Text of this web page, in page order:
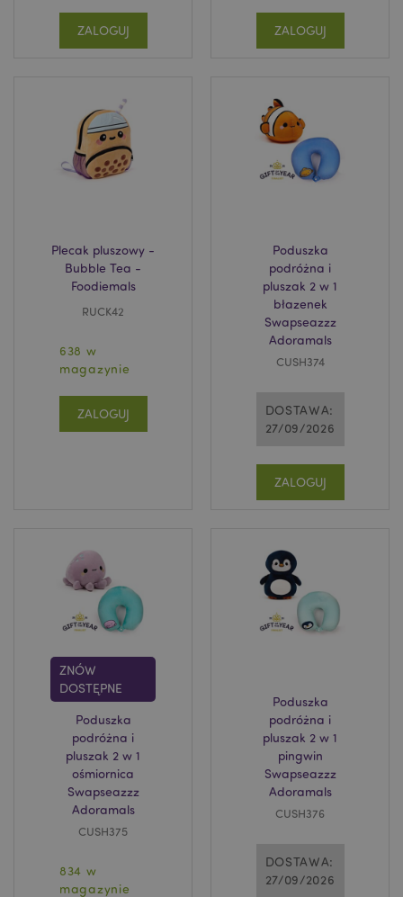
ZALOGUJ ZALOGUJ
Plecak pluszowy -
Bubble Tea -
Foodiemals
RUCK42
638 w
magazynie
ZALOGUJ
Poduszka
podróżna i
pluszak 2 w 1
błazenek
Swapseazzz
Adoramals
CUSH374
DOSTAWA:
27/09/2026
ZALOGUJ
ZNÓW
DOSTĘPNE
Poduszka
podróżna i
pluszak 2 w 1
ośmiornica
Swapseazzz
Adoramals
CUSH375
834 w
magazynie
Poduszka
podróżna i
pluszak 2 w 1
pingwin
Swapseazzz
Adoramals
CUSH376
DOSTAWA:
27/09/2026